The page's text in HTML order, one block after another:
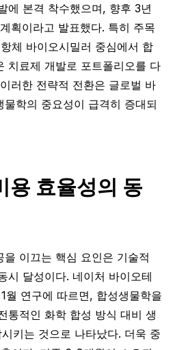
에 본격 착수했으며, 향후 3년
획이라고 발표했다. 특히 주목
체 바이오시밀러 중심에서 합
치료제 개발로 포트폴리오를 다
러한 전략적 전환은 글로벌 바
학의 중요성이 급격히 증대되
용 효율성의 동
이끄는 핵심 요인은 기술적
시 달성이다. 네이처 바이오테
월 연구에 따르면, 합성생물학을
통적인 화학 합성 방식 대비 생
키는 것으로 나타났다. 더욱 중